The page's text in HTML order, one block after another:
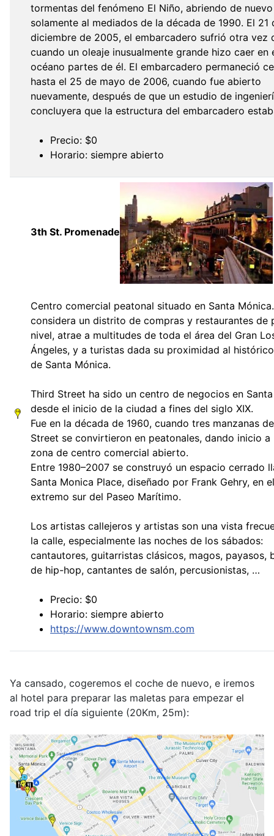
tormentas del fenómeno El Niño, abriendo de nuevo
solamente al mediados de la década de 1990. El 21
diciembre de 2005, el embarcadero sufrió otra vez
cuando un oleaje inusualmente grande hizo caer en
océano partes de él. El embarcadero permaneció
hasta el 25 de mayo de 2006, cuando fue abierto
nuevamente, después de que un estudio de
concluyera que la estructura del embarcadero
Precio: $0
Horario: siempre abierto
3th St. Promenade
Centro comercial peatonal situado en Santa
considera un distrito de compras y restaurantes de
nivel, atrae a multitudes de toda el área del Gran
Ángeles, y a turistas dada su proximidad al
de Santa Mónica.
Third Street ha sido un centro de negocios en
desde el inicio de la ciudad a fines del siglo XIX.
Fue en la década de 1960, cuando tres manzanas
Street se convirtieron en peatonales, dando inicio a
zona de centro comercial abierto.
Entre 1980–2007 se construyó un espacio cerrado
Santa Monica Place, diseñado por Frank Gehry, en el
extremo sur del Paseo Marítimo.
Los artistas callejeros y artistas son una vista
la calle, especialmente las noches de los sábados:
cantautores, guitarristas clásicos, magos, payasos,
de hip-hop, cantantes de salón, percusionistas, …
Precio: $0
Horario: siempre abierto
https://www.downtownsm.com
Ya cansado, cogeremos el coche de nuevo, e iremos
al hotel para preparar las maletas para empezar el
road trip el día siguiente (20Km, 25m):